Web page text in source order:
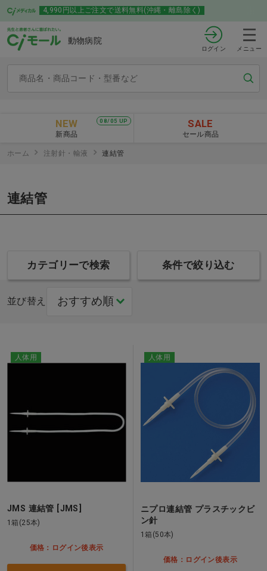
4,990円以上ご注文で送料無料(沖縄・離島除く)
動物病院
ログイン メニュー
08/05 UP
NEW
新商品
SALE
セール商品
ホーム 注射針・輸液 連結管
連結管
カテゴリーで検索 条件で絞り込む
並び替え
人体用
JMS 連結管 [JMS]
1箱(25本)
価格：ログイン後表示
人体用
ニプロ連結管 プラスチックビ
ン針
1箱(50本)
価格：ログイン後表示